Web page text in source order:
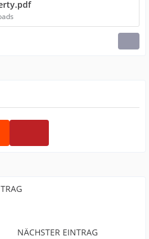
NÄCHSTER EINTRAG